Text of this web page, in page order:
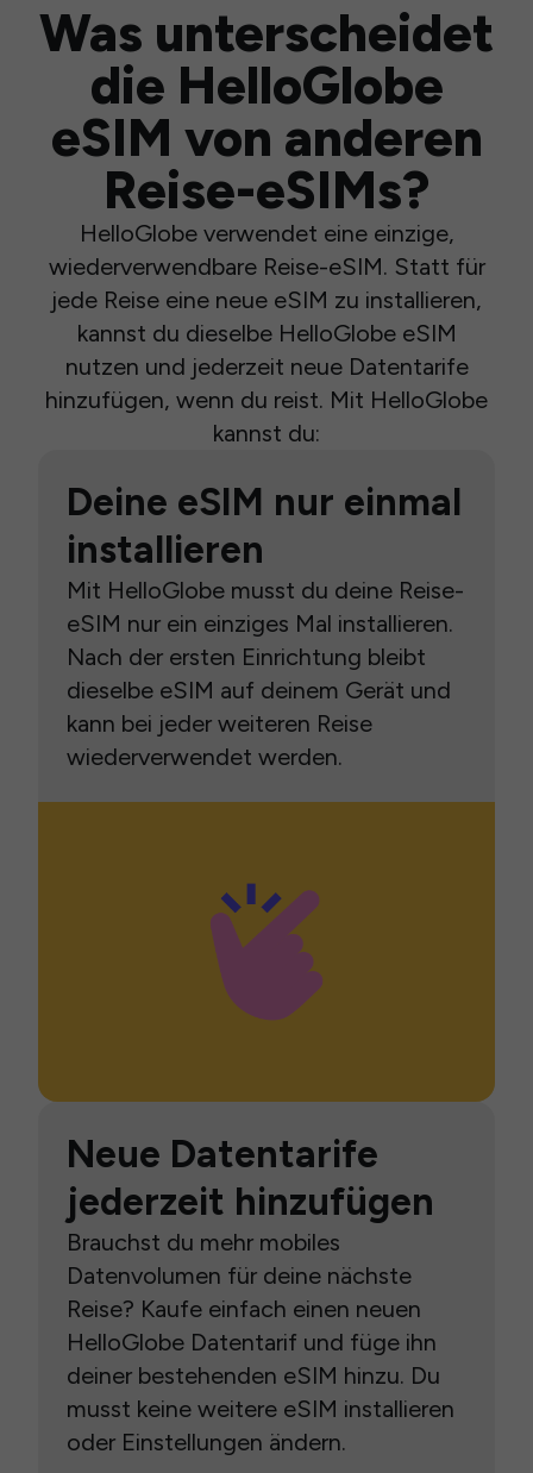
Was unterscheidet
die HelloGlobe
eSIM von anderen
Reise-eSIMs?
HelloGlobe verwendet eine einzige,
wiederverwendbare Reise-eSIM. Statt für
jede Reise eine neue eSIM zu installieren,
kannst du dieselbe HelloGlobe eSIM
nutzen und jederzeit neue Datentarife
hinzufügen, wenn du reist. Mit HelloGlobe
kannst du:
Deine eSIM nur einmal
installieren
Mit HelloGlobe musst du deine Reise-
eSIM nur ein einziges Mal installieren.
Nach der ersten Einrichtung bleibt
dieselbe eSIM auf deinem Gerät und
kann bei jeder weiteren Reise
wiederverwendet werden.
Neue Datentarife
jederzeit hinzufügen
Brauchst du mehr mobiles
Datenvolumen für deine nächste
Reise? Kaufe einfach einen neuen
HelloGlobe Datentarif und füge ihn
deiner bestehenden eSIM hinzu. Du
musst keine weitere eSIM installieren
oder Einstellungen ändern.